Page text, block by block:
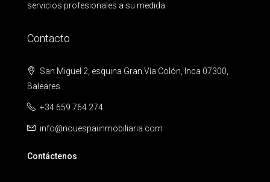
servicios profesionales a su medida.
Contacto
San Miguel 2, esquina Gran Vía Colón, Inca 07300,
Baleares
+34 659 764 274
info@nouespaiinmobiliaria.com
Contáctenos